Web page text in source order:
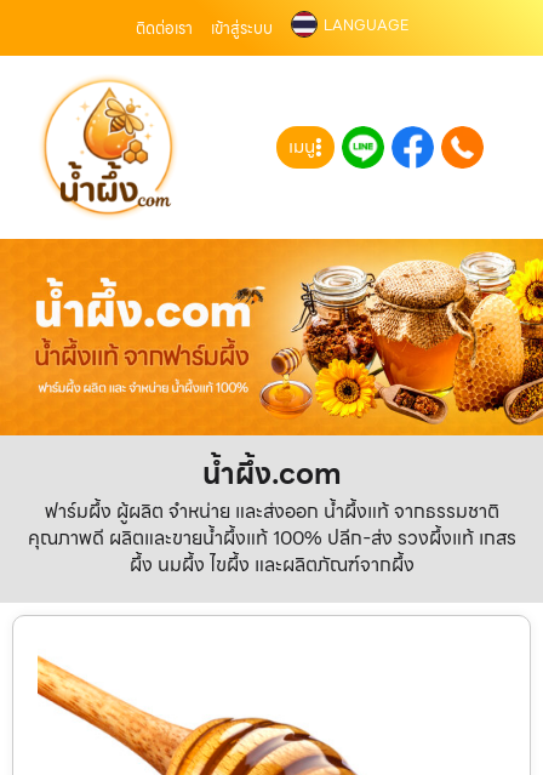
ติดต่อเรา เข้าสู่ระบบ LANGUAGE
เมนู
น้ำผึ้ง.com
ฟาร์มผึ้ง ผู้ผลิต จำหน่าย และส่งออก น้ำผึ้งแท้ จากธรรมชาติ
คุณภาพดี ผลิตและขายน้ำผึ้งแท้ 100% ปลีก-ส่ง รวงผึ้งแท้ เกสร
ผึ้ง นมผึ้ง ไขผึ้ง และผลิตภัณฑ์จากผึ้ง